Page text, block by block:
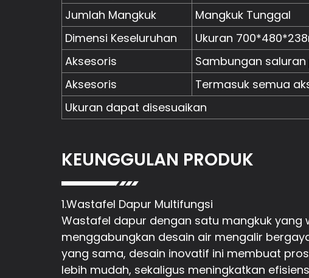
Jumlah Mangkuk
Mangkuk Tunggal
Dimensi Keseluruhan
Ukuran
Aksesoris
Sambungan
Aksesoris
Termasuk semua
Ukuran dapat disesuaikan
KEUNGGULAN PRODUK
1.Wastafel Dapur Multifungsi
Wastafel dapur dengan satu mangkuk yang
menggabungkan desain air mengalir
yang sama, desain inovatif ini membuat
lebih mudah, sekaligus meningkatkan